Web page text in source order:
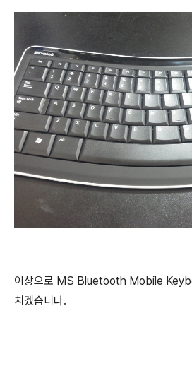
이상으로 MS Bluetooth Mobile
치겠습니다.